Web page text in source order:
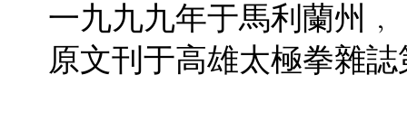
一九九九年于馬利蘭州﹐
原文刊于高雄太極拳雜誌